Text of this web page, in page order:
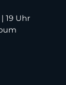
19 Uhr